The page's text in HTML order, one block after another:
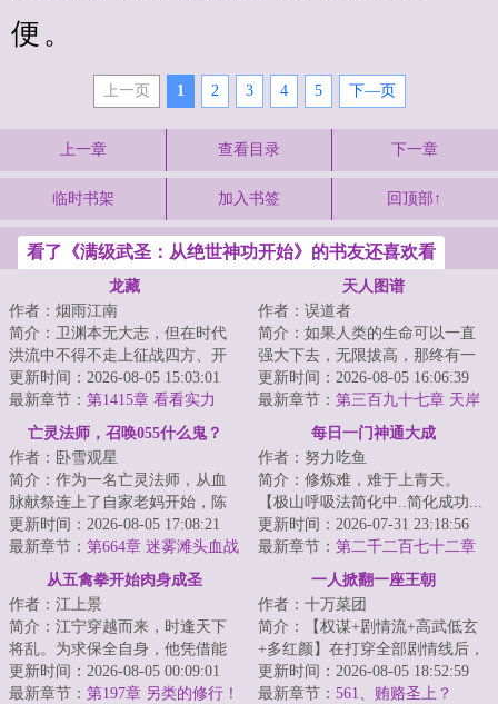
便。
上一页 1 2 3 4 5 下—页
上一章 查看目录 下一章
临时书架 加入书签 回顶部↑
看了《满级武圣：从绝世神功开始》的书友还喜欢看
龙藏
作者：烟雨江南
简介：卫渊本无大志，但在时代
洪流中不得不走上征战四方、开
疆辟土之路，直至关山踏尽，未
曾白头。不正经...
更新时间：2026-08-05 15:03:01
最新章节： 第1415章 看看实力
天人图谱
作者：误道者
简介：如果人类的生命可以一直
强大下去，无限拔高，那终有一
日能与天相接！...
更新时间：2026-08-05 16:06:39
最新章节： 第三百九十七章 天岸
亡灵法师，召唤055什么鬼？
作者：卧雪观星
简介：作为一名亡灵法师，从血
脉献祭连上了自家老妈开始，陈
默的画风就彻底走歪了。别人召
唤僵尸，我家骷...
更新时间：2026-08-05 17:08:21
最新章节： 第664章 迷雾滩头血战
领主豁然开朗 瀚海漫卷红旗
每日一门神通大成
作者：努力吃鱼
简介：修炼难，难于上青天。
【极山呼吸法简化中..简化成功...
极山呼吸法→呼吸!】陈斐深吸了
一口气。【极...
更新时间：2026-07-31 23:18:56
最新章节： 第二千二百七十二章
从五禽拳开始肉身成圣
作者：江上景
简介：江宁穿越而来，时逢天下
将乱。为求保全自身，他凭借能
肝经验的面板开始练武，默默发
育。渐渐的，他...
更新时间：2026-08-05 00:09:01
最新章节： 第197章 另类的修行！
一人掀翻一座王朝
作者：十万菜团
简介：【权谋+剧情流+高武低玄
+多红颜】在打穿全部剧情线后，
李明夷穿越到了游戏《天下潮》
中，成为了刚...
更新时间：2026-08-05 18:52:59
最新章节： 561、贿赂圣上？